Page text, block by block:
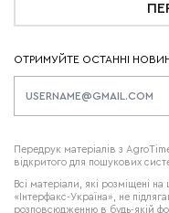
ОТРИМУЙТЕ ОСТАННІ
Передрук матеріалів з
відкритого для пошукових
Всі матеріали, які розміщені
«Інтерфакс-Україна», не
розповсюдженню в будь-якій